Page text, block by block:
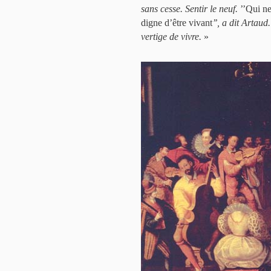
sans cesse. Sentir le neuf. ’’Qui
digne d’être vivant’’, a dit
vertige de vivre. »